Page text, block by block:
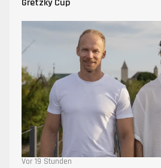
Gretzky Cup
Vor 19 Stunden